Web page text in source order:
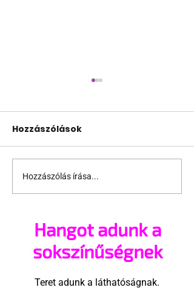
Jonathan Bailey új
szerepben tér vissza
Hozzászólások
Hozzászólás írása...
Hangot adunk a
sokszínűségnek
Teret adunk a láthatóságnak.